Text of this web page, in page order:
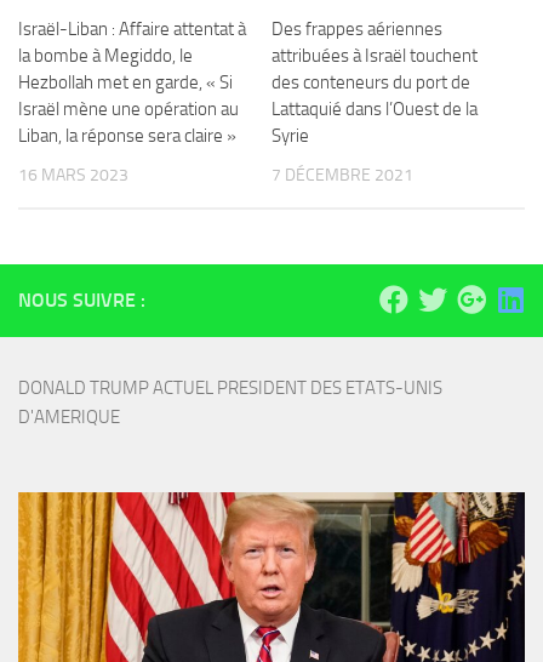
Israël-Liban : Affaire attentat à
la bombe à Megiddo, le
Hezbollah met en garde, « Si
Israël mène une opération au
Liban, la réponse sera claire »
16 MARS 2023
Des frappes aériennes
attribuées à Israël touchent
des conteneurs du port de
Lattaquié dans l’Ouest de la
Syrie
7 DÉCEMBRE 2021
NOUS SUIVRE :
DONALD TRUMP ACTUEL PRESIDENT DES ETATS-UNIS
D'AMERIQUE